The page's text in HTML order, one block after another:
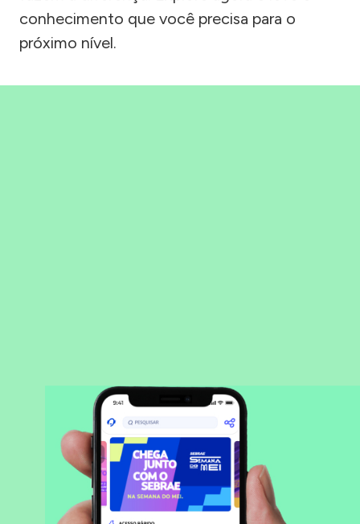
conhecimento que você precisa para o
próximo nível.